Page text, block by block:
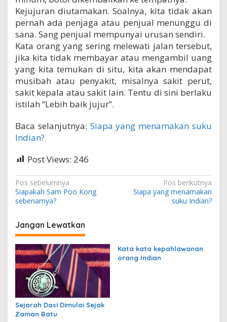
Kejujuran diutamakan. Soalnya, kita tidak akan
pernah ada penjaga atau penjual menunggu di
sana. Sang penjual mempunyai urusan sendiri.
Kata orang yang sering melewati jalan tersebut,
jika kita tidak membayar atau mengambil uang
yang kita temukan di situ, kita akan mendapat
musibah atau penyakit, misalnya sakit perut,
sakit kepala atau sakit lain. Tentu di sini berlaku
istilah “Lebih baik jujur”.
Baca selanjutnya: Siapa yang menamakan suku
Indian?
Post Views: 246
N
a
i
g
a
s
i
p
o
Pos sebelumnya
Siapakah Sam Poo Kong
sebenarnya?
Pos berikutnya
Siapa yang menamakan
suku Indian?
Jangan Lewatkan
Sejarah Dasi Dimulai Sejak
Zaman Batu
Kata kata kepahlawanan
orang Indian